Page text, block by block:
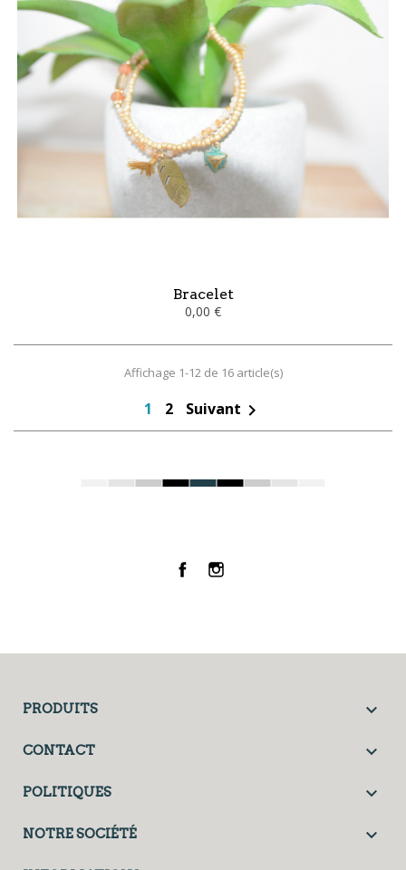
Bracelet
0,00 €
Affichage 1-12 de 16 article(s)
1 2 Suivant 
FacebookInstagram
PRODUITS 
CONTACT 
POLITIQUES 
NOTRE SOCIÉTÉ 